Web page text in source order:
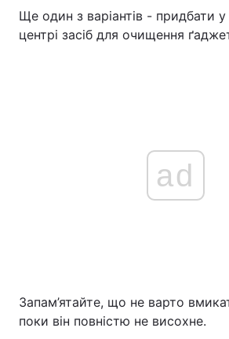
Ще один з варіантів - придбати
центрі засіб для очищення
ad
Запам’ятайте, що не варто
поки він повністю не висохне.